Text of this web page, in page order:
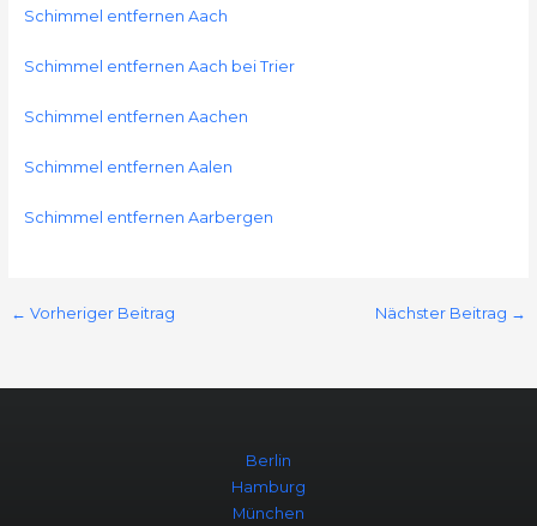
Schimmel entfernen Aach
Schimmel entfernen Aach bei Trier
Schimmel entfernen Aachen
Schimmel entfernen Aalen
Schimmel entfernen Aarbergen
← Vorheriger Beitrag Nächster Beitrag →
Berlin
Hamburg
München